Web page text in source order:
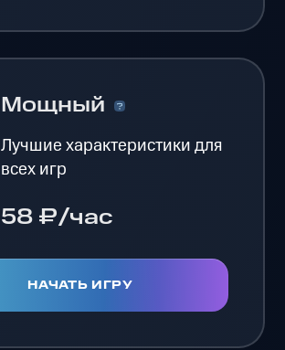
Мощный
Лучшие характеристики для
всех игр
58 ₽/час
НАЧАТЬ ИГРУ